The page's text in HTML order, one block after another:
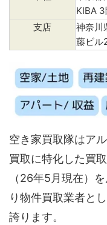
KIBA
支店
神奈川
藤ビル
空き家買取隊はア
買取に特化した買
（26年5月現在）
り物件買取業者と
誇ります。